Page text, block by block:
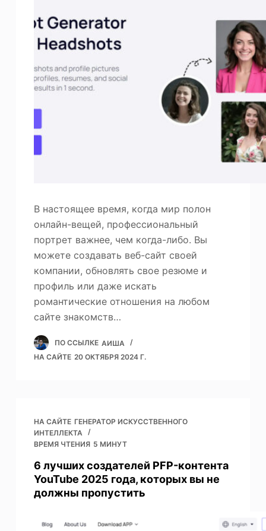
В настоящее время, когда мир полон
онлайн-вещей, профессиональный
портрет важнее, чем когда-либо. Вы
можете создавать веб-сайт своей
компании, обновлять свое резюме и
профиль или даже искать
романтические отношения на любом
сайте знакомств…
ПО ССЫЛКЕ АИША
НА САЙТЕ 20 ОКТЯБРЯ 2024 Г.
НА САЙТЕ ГЕНЕРАТОР ИСКУССТВЕННОГО
ИНТЕЛЛЕКТА
ВРЕМЯ ЧТЕНИЯ 5 МИНУТ
6 лучших создателей PFP-контента
YouTube 2025 года, которых вы не
должны пропустить